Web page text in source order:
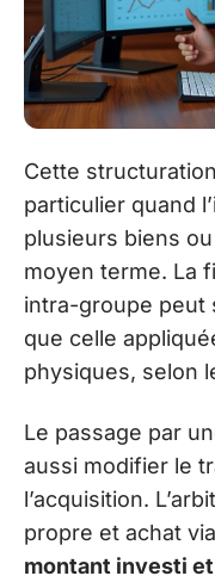
Cette
particulier quand
plusieurs biens
moyen terme. La
intra-groupe peut
que celle
physiques, selon
Le passage par
aussi modifier le
l’acquisition.
propre et achat
montant investi et